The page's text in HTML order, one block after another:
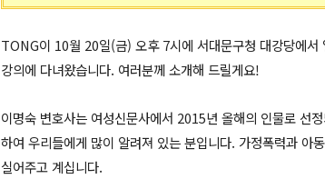
TONG이 10월 20일(금) 오후 7시에 서대문구청 대강당에서
강의에 다녀왔습니다. 여러분께 소개해 드릴게요!
이명숙 변호사는 여성신문사에서 2015년 올해의 인물로 선
하여 우리들에게 많이 알려져 있는 분입니다. 가정폭력과 아
실어주고 계십니다.